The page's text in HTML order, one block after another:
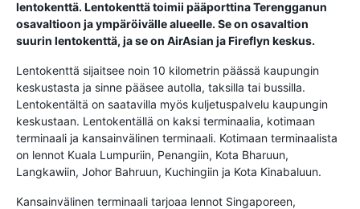
lentokenttä. Lentokenttä toimii pääporttina Terengganun
osavaltioon ja ympäröivälle alueelle. Se on osavaltion
suurin lentokenttä, ja se on AirAsian ja Fireflyn keskus.
Lentokenttä sijaitsee noin 10 kilometrin päässä kaupungin
keskustasta ja sinne pääsee autolla, taksilla tai bussilla.
Lentokentältä on saatavilla myös kuljetuspalvelu kaupungin
keskustaan. Lentokentällä on kaksi terminaalia, kotimaan
terminaali ja kansainvälinen terminaali. Kotimaan terminaalista
on lennot Kuala Lumpuriin, Penangiin, Kota Bharuun,
Langkawiin, Johor Bahruun, Kuchingiin ja Kota Kinabaluun.
Kansainvälinen terminaali tarjoaa lennot Singaporeen,